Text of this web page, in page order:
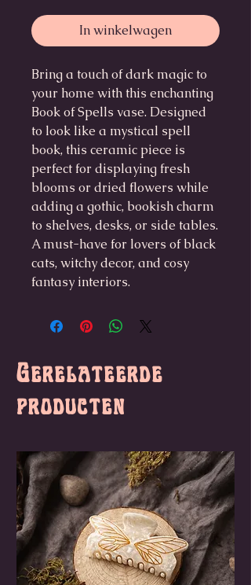
In winkelwagen
Bring a touch of dark magic to
your home with this enchanting
Book of Spells vase. Designed
to look like a mystical spell
book, this ceramic piece is
perfect for displaying fresh
blooms or dried flowers while
adding a gothic, bookish charm
to shelves, desks, or side tables.
A must-have for lovers of black
cats, witchy decor, and cosy
fantasy interiors.
Gerelateerde
producten